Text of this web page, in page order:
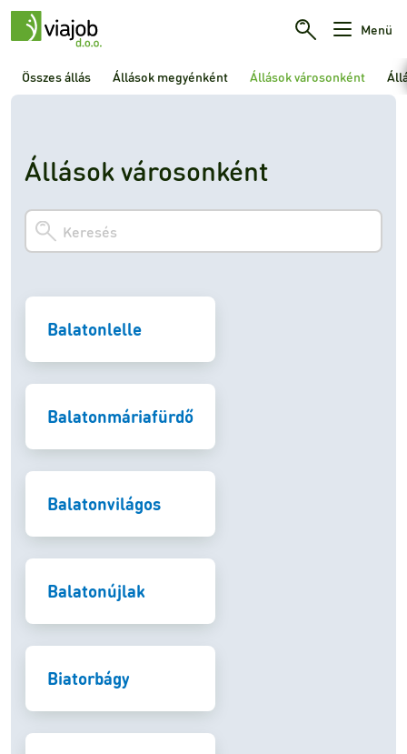
Menü
Összes állás Állások megyénként Állások városonként
Állások városonként
Balatonlelle
Balatonmáriafürdő
Balatonvilágos
Balatonújlak
Biatorbágy